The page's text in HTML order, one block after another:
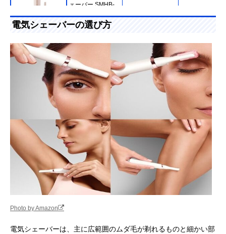
Amazonで見る
ェーバー SMHB-
楽天市場で見る
ャパン) ハイドロ
シルク V.I.Oダブル
シェーバー
に。長さ調節も可
Amazonで見る
テスコム(Tescom)
レディシェーバー
TT450A
広範囲のムダ毛処
理におすすめのワ
楽天市場で見る
アルファP うぶ毛
シェーバー ソルス
ティック ミニ
APS-01
ポーチに入れて持
ち歩けるサイズ感
顔・腕・手・指
足など
Amazonで見る
パナソニック
(Panasonic) フェ
メイク前のケアに
おすすめのフェイ
顔・ウブ毛
Amazonで見る
コイズミ(Koizumi)
K18コーティング
顔
電気シェーバーの選び方
Photo by Amazon
電気シェーバーは、主に広範囲のムダ毛が剃れるものと細かい部